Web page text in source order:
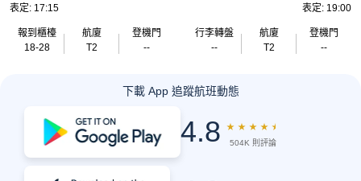
表定: 17:15
報到櫃檯
18-28
航廈
T2
登機門
--
表定: 19:00
行李轉盤
--
航廈
T2
登機門
--
下載 App 追蹤航班動態
4.8 ★ ★ ★ ★ ★
504K 則評論